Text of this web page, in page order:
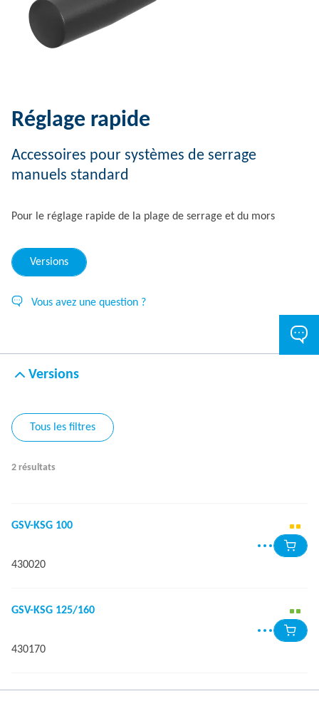
Réglage rapide
Accessoires pour systèmes de serrage
manuels standard
Pour le réglage rapide de la plage de serrage et du mors
Versions
Vous avez une question ?
Versions
Tous les filtres
2 résultats
GSV-KSG 100
430020
GSV-KSG 125/160
430170